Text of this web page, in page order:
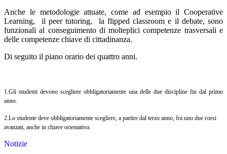
Anche le metodologie attuate, come ad esempio il Cooperative
Learning, il peer tutoring, la flipped classroom e il debate, sono
funzionali al conseguimento di molteplici competenze trasversali e
delle competenze chiave di cittadinanza.
Di seguito il piano orario dei quattro anni.
1.Gli studenti devono scegliere obbligatoriamente una delle due discipline fin dal primo
anno.
2.Lo studente deve obbligatoriamente scegliere, a partire dal terzo anno, fra uno due corsi
avanzati, anche in chiave orientativa.
Notizie